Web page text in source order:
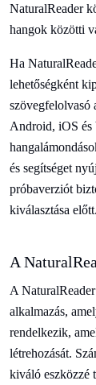
NaturalReader
hangok közötti
Ha
lehetőségként
szövegfelolvasó
Android, iOS és
és segítséget
próbaverziót
kiválasztása előtt.
A
A
alkalmazás,
rendelkezik,
létrehozását.
kiváló eszközzé